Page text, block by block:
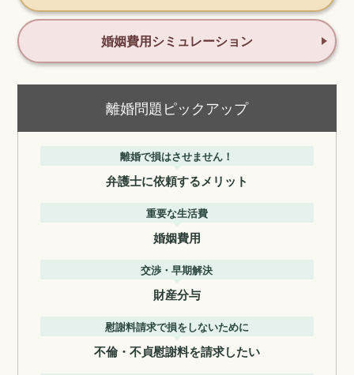
婚姻費用シミュレーション
離婚問題ピックアップ
離婚で損はさせません！
弁護士に依頼するメリット
重要な生活費
婚姻費用
交渉・早期解決
財産分与
慰謝料請求で損をしないために
不倫・不貞慰謝料を請求したい